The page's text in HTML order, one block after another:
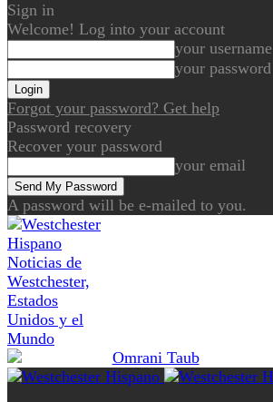
Sign in
Welcome! Log into your account
your username
your password
Forgot your password? Get help
Password recovery
Recover your password
your email
A password will be e-mailed to you.
Noticias de
Westchester,
Estados
Unidos y el
Mundo